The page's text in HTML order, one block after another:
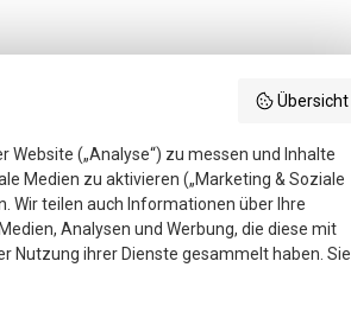
Übersicht
Website („Analyse“) zu messen und Inhalte
Medien zu aktivieren („Marketing & Soziale
Wir teilen auch Informationen über Ihre
Analysen und Werbung, die diese mit
Nutzung ihrer Dienste gesammelt haben. Sie